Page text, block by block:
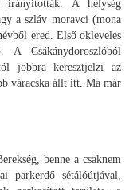
irányították. A helység
a szláv moravci (mona
ered. Első okleveles
Csákánydoroszlóból
jobbra keresztjelzi az
váracska állt itt. Ma már
benne a csaknem
parkerdő sétálóútjával,